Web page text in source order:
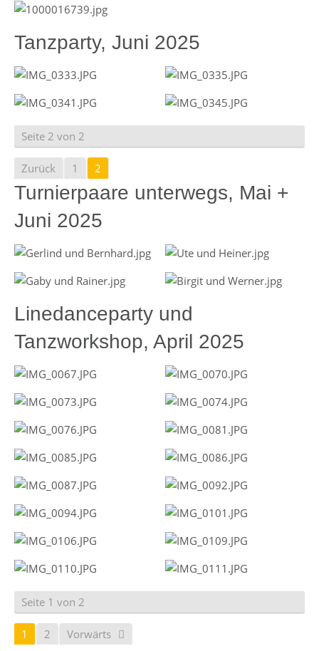
Tanzparty, Juni 2025
Seite 2 von 2
Zurück 1 2
Turnierpaare unterwegs, Mai +
Juni 2025
Linedanceparty und
Tanzworkshop, April 2025
Seite 1 von 2
1 2 Vorwärts